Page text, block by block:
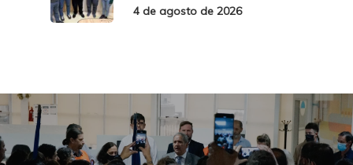
4 de agosto de 2026